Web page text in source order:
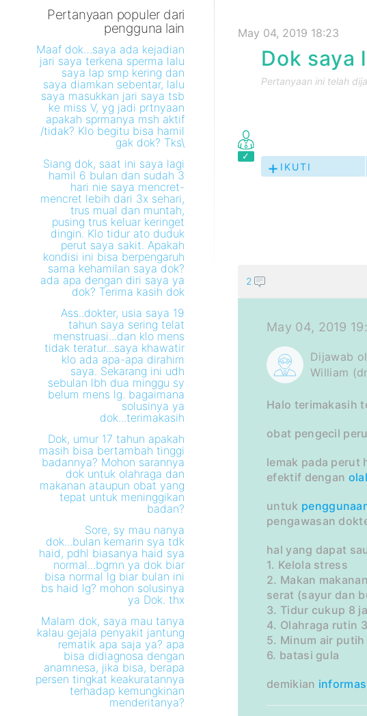
Pertanyaan populer dari
pengguna lain
Maaf dok…saya ada kejadian
jari saya terkena sperma lalu
saya lap smp kering dan
saya diamkan sebentar, lalu
saya masukkan jari saya tsb
ke miss V, yg jadi prtnyaan
apakah sprmanya msh aktif
/tidak? Klo begitu bisa hamil
gak dok? Tks\
Siang dok, saat ini saya lagi
hamil 6 bulan dan sudah 3
hari nie saya mencret-
mencret lebih dari 3x sehari,
trus mual dan muntah,
pusing trus keluar keringet
dingin. Klo tidur ato duduk
perut saya sakit. Apakah
kondisi ini bisa berpengaruh
sama kehamilan saya dok?
ada apa dengan diri saya ya
dok? Terima kasih dok
Ass..dokter, usia saya 19
tahun saya sering telat
menstruasi...dan klo mens
tidak teratur...saya khawatir
klo ada apa-apa dirahim
saya. Sekarang ini udh
sebulan lbh dua minggu sy
belum mens lg. bagaimana
solusinya ya
dok...terimakasih
Dok, umur 17 tahun apakah
masih bisa bertambah tinggi
badannya? Mohon sarannya
dok untuk olahraga dan
makanan ataupun obat yang
tepat untuk meninggikan
badan?
Sore, sy mau nanya
dok...bulan kemarin sya tdk
haid, pdhl biasanya haid sya
normal...bgmn ya dok biar
bisa normal lg biar bulan ini
bs haid lg? mohon solusinya
ya Dok. thx
Malam dok, saya mau tanya
kalau gejala penyakit jantung
rematik apa saja ya? apa
bisa didiagnosa dengan
anamnesa, jika bisa, berapa
persen tingkat keakuratannya
terhadap kemungkinan
menderitanya?
May 04, 2019 18:23
Dok saya
Pertanyaan ini telah
IKUTI
PERTANYAAN
2
May 04, 2019
Dijawab
William
Halo terimakasih
obat pengecil
lemak pada perut
efektif dengan
untuk
pengawasan
hal yang dapat
1. Kelola stress
2. Makan
serat (sayur dan
3. Tidur cukup 8
4. Olahraga rutin
5. Minum air
6. batasi gula
demikian